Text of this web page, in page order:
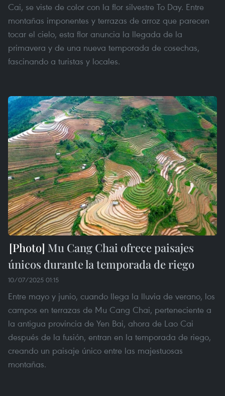
Cai, se viste de color con la flor silvestre To Day. Entre
montañas imponentes y terrazas de arroz que parecen
tocar el cielo, esta flor anuncia la llegada de la
primavera y de una nueva temporada de cosechas,
fascinando a turistas y locales.
Mu Cang Chai ofrece paisajes
únicos durante la temporada de riego
10/07/2025 01:15
Entre mayo y junio, cuando llega la lluvia de verano, los
campos en terrazas de Mu Cang Chai, perteneciente a
la antigua provincia de Yen Bai, ahora de Lao Cai
después de la fusión, entran en la temporada de riego,
creando un paisaje único entre las majestuosas
montañas.